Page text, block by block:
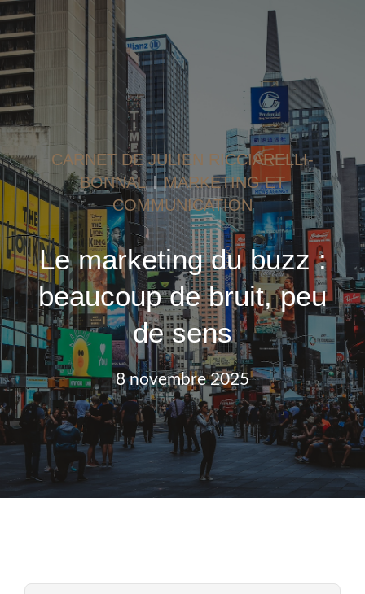
CARNET DE JULIEN RICCIARELLI-
BONNAL
MARKETING ET
COMMUNICATION
Le marketing du buzz :
beaucoup de bruit, peu
de sens
8 novembre 2025